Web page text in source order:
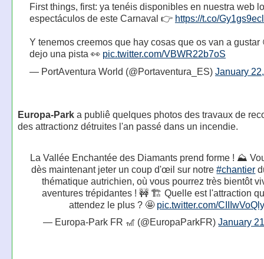
First things, first: ya tenéis disponibles en nuestra web
espectáculos de este Carnaval 👉 https://t.co/
Y tenemos creemos que hay cosas que os van a gustar
dejo una pista 👀 pic.twitter.com/VBWR22b7oS
— PortAventura World (@Portaventura_ES) January
Europa-Parka publiê quelques photos des travaux de
des attractionz détruites l'an passé dans un incendie.
La Vallée Enchantée des Diamants prend forme ! ⛰️
dès maintenant jeter un coup d'œil sur notre#chantier
thématique autrichien, où vous pourrez très bientôt
aventures trépidantes ! 🚧 🏗️ Quelle est l'attraction
attendez le plus ? 🤩 pic.twitter.com/
— Europa-Park FR 🎢 (@EuropaParkFR)January